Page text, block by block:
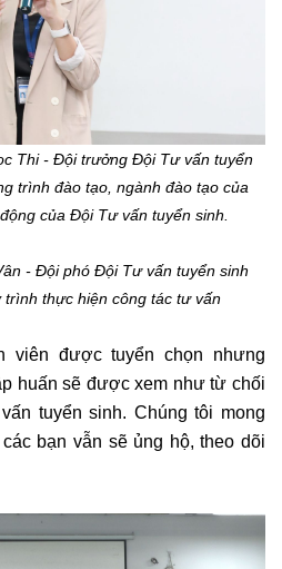
Thi - Đội trưởng Đội Tư vấn tuyển
trình đào tạo, ngành đào tạo của
của Đội Tư vấn tuyển sinh.
- Đội phó Đội Tư vấn tuyển sinh
trình thực hiện công tác tư vấn
viên được tuyển chọn nhưng
huấn sẽ được xem như từ chối
tuyển sinh. Chúng tôi mong
bạn vẫn sẽ ủng hộ, theo dõi